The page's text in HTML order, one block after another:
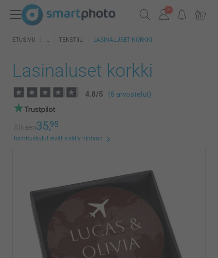
ETUSIVU TEKSTIILI LASINALUSET KORKKI
Lasinaluset korkki
4.8/5 (6 arvostelut)
Alkaen35,95
toimituskulut eivät sisälly hintaan